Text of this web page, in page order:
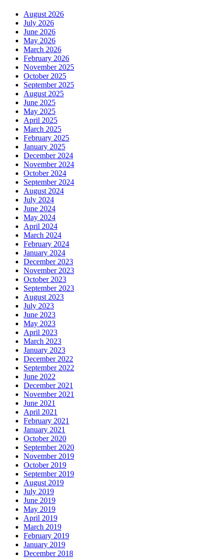
August 2026
July 2026
June 2026
May 2026
March 2026
February 2026
November 2025
October 2025
September 2025
August 2025
June 2025
May 2025
April 2025
March 2025
February 2025
January 2025
December 2024
November 2024
October 2024
September 2024
August 2024
July 2024
June 2024
May 2024
April 2024
March 2024
February 2024
January 2024
December 2023
November 2023
October 2023
September 2023
August 2023
July 2023
June 2023
May 2023
April 2023
March 2023
January 2023
December 2022
September 2022
June 2022
December 2021
November 2021
June 2021
April 2021
February 2021
January 2021
October 2020
September 2020
November 2019
October 2019
September 2019
August 2019
July 2019
June 2019
May 2019
April 2019
March 2019
February 2019
January 2019
December 2018